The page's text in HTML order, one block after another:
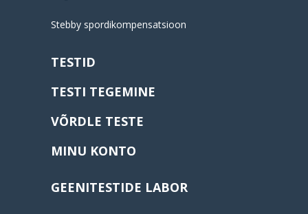
Stebby spordikompensatsioon
TESTID
TESTI TEGEMINE
VÕRDLE TESTE
MINU KONTO
GEENITESTIDE LABOR